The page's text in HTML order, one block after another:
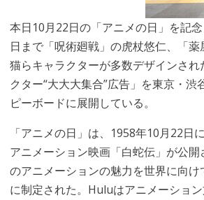
本日10月22日の「アニメの日」を記
日まで「呪術廻戦」の虎杖悠仁、「
猫らキャラクターが多数デザインさ
クター“大大大集合”広告」を東京・渋
ピーボードに展開している。
「アニメの日」は、1958年10月22日
アニメーション映画「白蛇伝」が公
のアニメーションの魅力を世界に向
に制定された。Huluはアニメーショ